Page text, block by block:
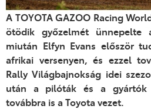
A TOYOTA GAZOO Racing
ötödik győzelmét ünnepelte
miután Elfyn Evans először
afrikai versenyen, és ezzel
Rally Világbajnokság idei
után a pilóták és a gyártók
továbbra is a Toyota vezet.